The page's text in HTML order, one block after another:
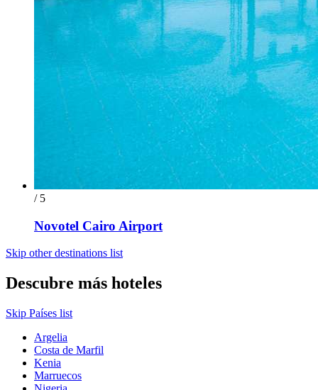
/ 5
Novotel Cairo Airport
Skip other destinations list
Descubre más hoteles
Skip Países list
Argelia
Costa de Marfil
Kenia
Marruecos